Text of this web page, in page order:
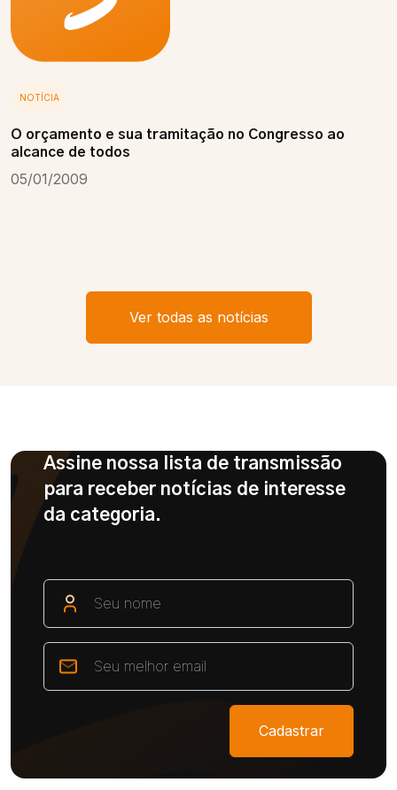
NOTÍCIA
O orçamento e sua tramitação no Congresso ao
alcance de todos
05/01/2009
Ver todas as notícias
Assine nossa lista de transmissão
para receber notícias de interesse
da categoria.
Cadastrar